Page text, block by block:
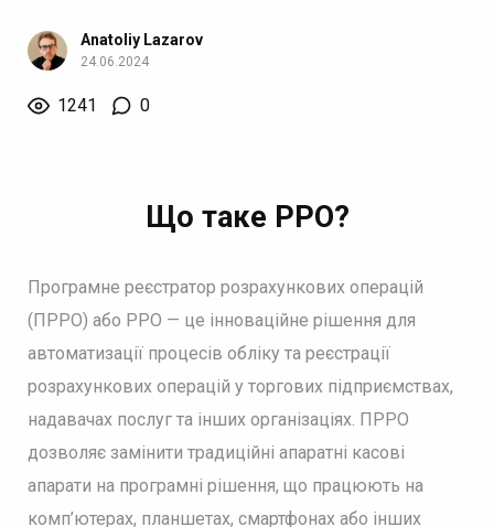
Anatoliy Lazarov
24.06.2024
1241 0
Що таке РРО?
Програмне реєстратор розрахункових операцій
(ПРРО) або РРО — це інноваційне рішення для
автоматизації процесів обліку та реєстрації
розрахункових операцій у торгових підприємствах,
надавачах послуг та інших організаціях. ПРРО
дозволяє замінити традиційні апаратні касові
апарати на програмні рішення, що працюють на
комп’ютерах, планшетах, смартфонах або інших